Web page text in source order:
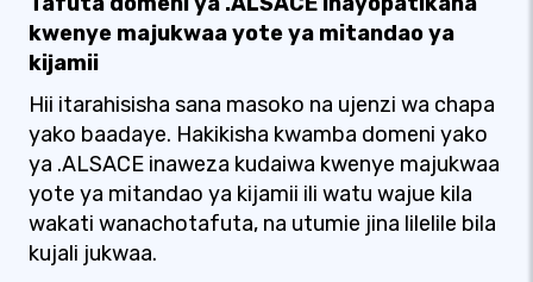
kwenye majukwaa yote ya mitandao ya
kijamii
Hii itarahisisha sana masoko na ujenzi wa chapa
yako baadaye. Hakikisha kwamba domeni yako
ya .ALSACE inaweza kudaiwa kwenye majukwaa
yote ya mitandao ya kijamii ili watu wajue kila
wakati wanachotafuta, na utumie jina lilelile bila
kujali jukwaa.